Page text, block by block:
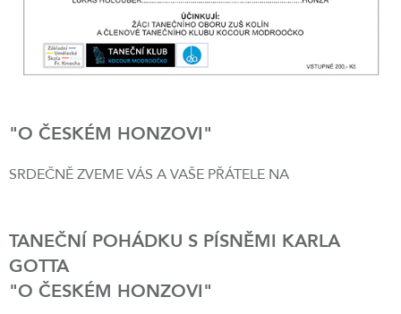
"O ČESKÉM HONZOVI"
SRDEČNĚ ZVEME VÁS A VAŠE PŘÁTELE NA
TANEČNÍ POHÁDKU S PÍSNĚMI KARLA
GOTTA
"O ČESKÉM HONZOVI"